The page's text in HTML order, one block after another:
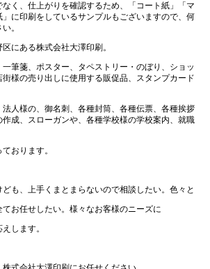
く、仕上がりを確認するため、「コート紙」「マ
」に印刷をしているサンプルもございますので、何
。
にある株式会社大澤印刷。
筆箋、ポスター、タペストリー・のぼり、ショッ
様の売り出しに使用する販促品、スタンプカード
人様の、御名刺、各種封筒、各種伝票、各種挨拶
成、スローガンや、各種学校様の学校案内、就職
おります。
も、上手くまとまらないので相談したい。色々と
お任せしたい。様々なお客様のニーズに
します。